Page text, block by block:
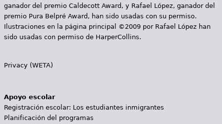
ganador del premio Caldecott Award, y Rafael López, ganador del
premio Pura Belpré Award, han sido usadas con su permiso.
Ilustraciones en la página principal ©2009 por Rafael López han
sido usadas con permiso de HarperCollins.
Privacy (WETA)
Apoyo escolar
Registración escolar: Los estudiantes inmigrantes
Planificación del programas